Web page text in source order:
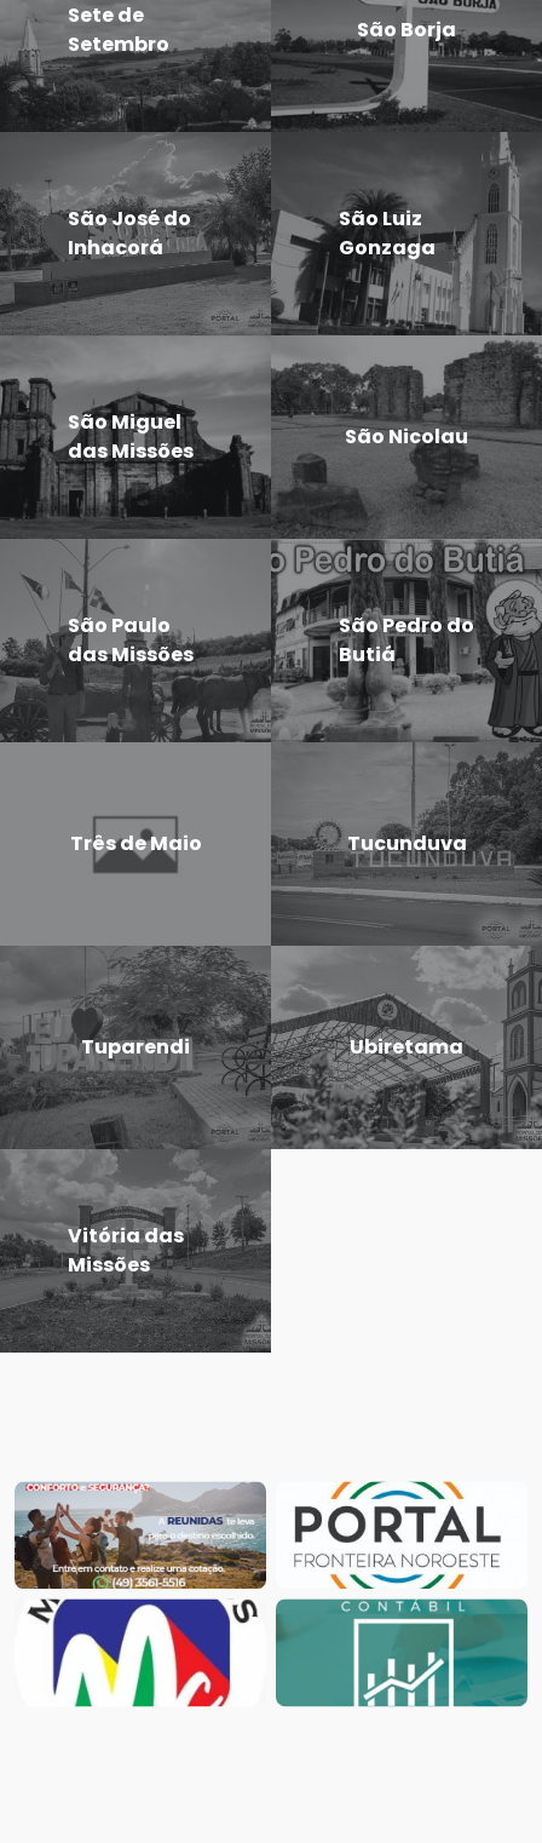
Sete de
Setembro
São Borja
São José do
Inhacorá
São Luiz
Gonzaga
São Miguel
das Missões
São Nicolau
São Paulo
das Missões
São Pedro do
Butiá
Três de Maio Tucunduva
Tuparendi Ubiretama
Vitória das
Missões